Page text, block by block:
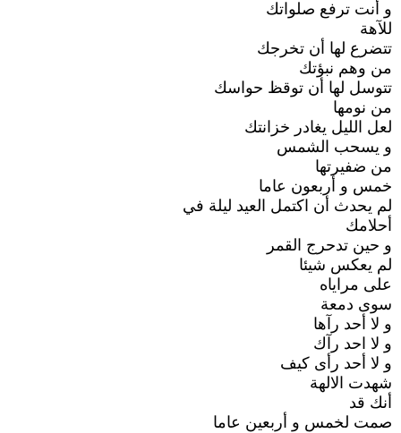
و أنت ترفع صلواتك
للآهة
تتضرع لها أن تخرجك
من وهم نبؤتك
تتوسل لها أن توقظ حواسك
من نومها
لعل الليل يغادر خزانتك
و يسحب الشمس
من ضفيرتها
خمس و أربعون عاما
لم يحدث أن اكتمل العيد ليلة في
أحلامك
و حين تدحرج القمر
لم يعكس شيئا
على مراياه
سوى دمعة
و لا أحد رآها
و لا احد رآك
و لا أحد رأى كيف
شهدت الالهة
أنك قد
صمت لخمس و أربعين عاما